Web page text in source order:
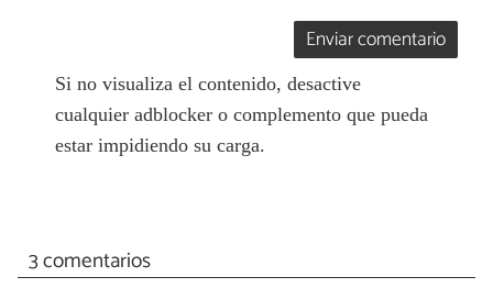
Enviar comentario
Si no visualiza el contenido, desactive
cualquier adblocker o complemento que pueda
estar impidiendo su carga.
3 comentarios